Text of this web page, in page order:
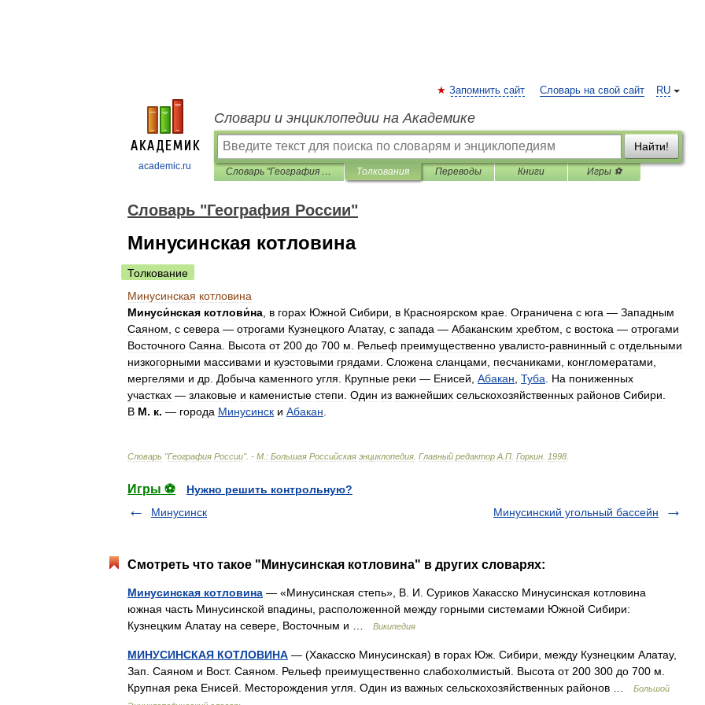
academic.ru
RU
Запомнить сайт Словарь на свой сайт
Словари и энциклопедии на Академике
Найти!
Словарь "География России" Толкования Переводы Книги Игры ⚽
Словарь "География России"
Минусинская котловина
Толкование
Минусинская котловина
Минуси́нская котлови́на в горах Южной Сибири в Красноярском крае Ограничена с юга — Западным
Саяном с севера — отрогами Кузнецкого Алатау, с запада — Абаканским хребтом с востока — отрогами
Восточного Саяна Высота от 200 до 700 м Рельеф преимущественно увалисто-равнинный с отдельными
низкогорными массивами и куэстовыми грядами Сложена сланцами песчаниками конгломератами
мергелями и др Добыча каменного угля Крупные реки — Енисей Абакан Туба На пониженных
участках — злаковые и каменистые степи Один из важнейших сельскохозяйственных районов Сибири
В М. к. — города Минусинск и Абакан
Словарь "География России". - М : Большая Российская энциклопедия Главный редактор А П Горкин 1998
Игры ⚽
Нужно решить контрольную?
Минусинск
Минусинский угольный бассейн
Смотреть что такое "Минусинская котловина" в других словарях:
Минусинская котловина — «Минусинская степь», В. И. Суриков Хакасско Минусинская котловина
южная часть Минусинской впадины, расположенной между горными системами Южной Сибири:
Кузнецким Алатау на севере, Восточным и …
Википедия
МИНУСИНСКАЯ КОТЛОВИНА — (Хакасско Минусинская) в горах Юж. Сибири, между Кузнецким Алатау,
Зап. Саяном и Вост. Саяном. Рельеф преимущественно слабохолмистый. Высота от 200 300 до 700 м.
Крупная река Енисей. Месторождения угля. Один из важных сельскохозяйственных районов …
Большой